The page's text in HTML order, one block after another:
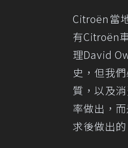
Citroën當
有Citroën
理David
史，但我
質，以及
率做出，
求後做出的